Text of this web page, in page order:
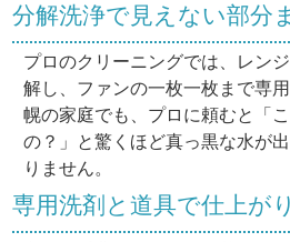
分解洗浄で見えない部分
プロのクリーニングでは、レン
解し、ファンの一枚一枚まで専
幌の家庭でも、プロに頼むと「
の？」と驚くほど真っ黒な水が
りません。
専用洗剤と道具で仕上が